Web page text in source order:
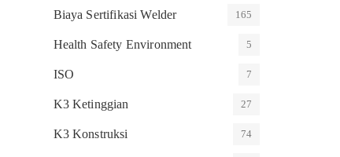
Biaya Sertifikasi Welder 165
Health Safety Environment 5
ISO 7
K3 Ketinggian 27
K3 Konstruksi 74